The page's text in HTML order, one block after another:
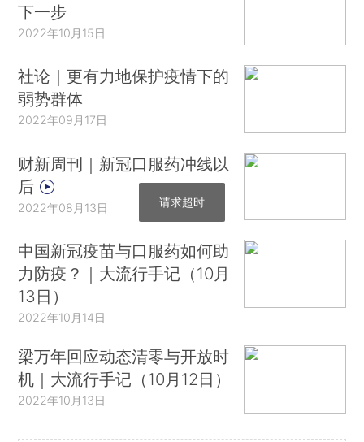
下一步
2022年10月15日
社论｜更有力地保护疫情下的
弱势群体
2022年09月17日
财新周刊｜新冠口服药冲线以
后
2022年08月13日
中国新冠疫苗与口服药如何助
力防疫？｜大流行手记（10月
13日）
2022年10月14日
梁万年回应动态清零与开放时
机｜大流行手记（10月12日）
2022年10月13日
请求超时